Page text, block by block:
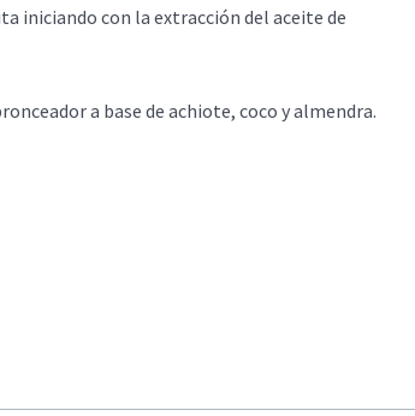
iniciando con la extracción del aceite de
a base de achiote, coco y almendra.